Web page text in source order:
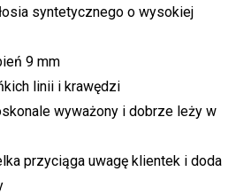
syntetycznego o wysokiej
9 mm
linii i krawędzi
wyważony i dobrze leży w
przyciąga uwagę klientek i doda